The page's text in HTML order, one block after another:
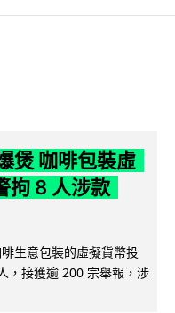
煲 咖啡包裝虛
拘 8 人涉款
生意包裝的虛擬貨幣投
，接獲逾 200 宗舉報，涉